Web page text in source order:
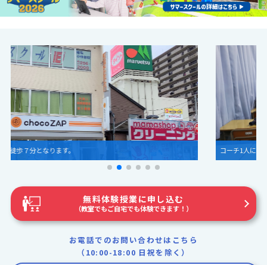
コーチ1人につき生徒3人までのレッスンです。
無料体験授業に申し込む
（教室でもご自宅でも体験できます！）
お電話でのお問い合わせはこちら
（10:00-18:00 日祝を除く）